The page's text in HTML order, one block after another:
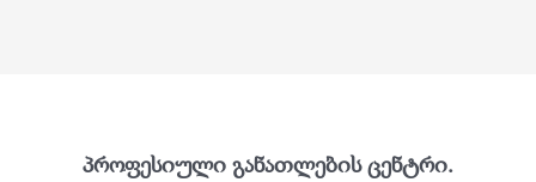
პროფესიული განათლების ცენტრი.